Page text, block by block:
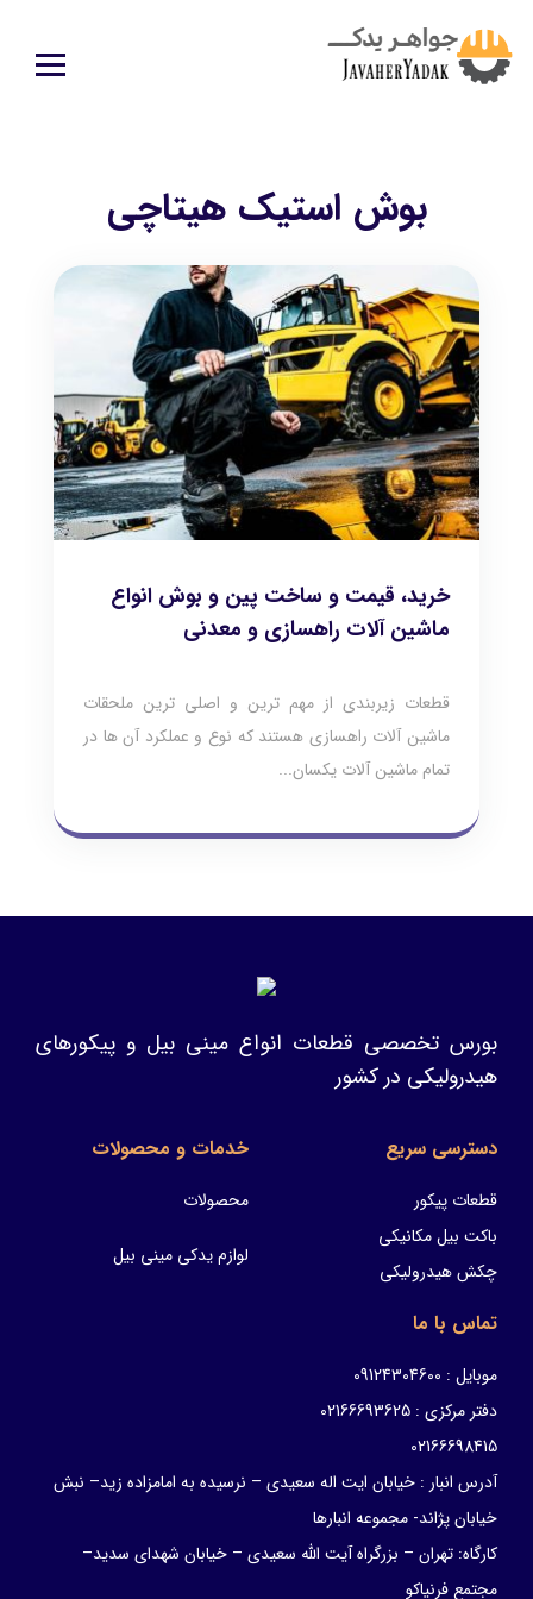
بوش استیک هیتاچی
خرید، قیمت و ساخت پین و بوش انواع
ماشین آلات راهسازی و معدنی
قطعات زیربندی از مهم ترین و اصلی ترین ملحقات
ماشین آلات راهسازی هستند که نوع و عملکرد آن ها در
تمام ماشین آلات یکسان...
بورس تخصصی قطعات انواع مینی بیل و پیکورهای
هیدرولیکی در کشور
دسترسی سریع
قطعات پیکور
باکت بیل مکانیکی
چکش هیدرولیکی
خدمات و محصولات
محصولات
لوازم یدکی مینی بیل
تماس با ما
موبایل : 09124304600
دفتر مرکزی : 02166693625
02166698415
آدرس انبار : خیابان ایت اله سعیدی – نرسیده به امامزاده زید– نبش
خیابان پژاند- مجموعه انبارها
کارگاه: تهران – بزرگراه آیت الله سعیدی – خیابان شهدای سدید–
مجتمع فرنیاکو